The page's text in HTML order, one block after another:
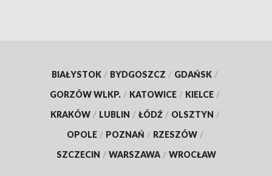
BIAŁYSTOK / BYDGOSZCZ / GDAŃSK /
GORZÓW WLKP. / KATOWICE / KIELCE /
KRAKÓW / LUBLIN / ŁÓDŹ / OLSZTYN /
OPOLE / POZNAŃ / RZESZÓW /
SZCZECIN / WARSZAWA / WROCŁAW